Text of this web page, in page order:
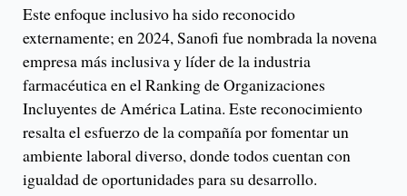
Este enfoque inclusivo ha sido reconocido
externamente; en 2024, Sanofi fue nombrada la novena
empresa más inclusiva y líder de la industria
farmacéutica en el Ranking de Organizaciones
Incluyentes de América Latina. Este reconocimiento
resalta el esfuerzo de la compañía por fomentar un
ambiente laboral diverso, donde todos cuentan con
igualdad de oportunidades para su desarrollo.